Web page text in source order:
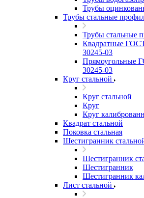
Трубы
Трубы стальные
Трубы стальные
Квадратные
30245-03
Прямоугольные
30245-03
Круг стальной
Круг стальной
Круг
Круг
Квадрат стальной
Поковка стальная
Шестигранник
Шестигранник
Шестигранник
Шестигранник
Лист стальной